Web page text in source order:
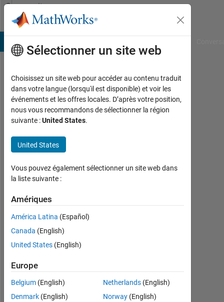
Passer au contenu
Community
Profile
John
Anthony
Rossiter
Last
seen:
|
depuis
2008
0
Follow
Sélectionner un site web
Choisissez un site web pour accéder au contenu traduit
dans votre langue (lorsqu'il est disponible) et voir les
événements et les offres locales. D’après votre position,
nous vous recommandons de sélectionner la région
suivante :United States.
United States
Vous pouvez également sélectionner un site web dans
la liste suivante :
Amériques
América Latina (Español)
Canada (English)
United States (English)
Europe
Belgium (English)
Denmark (English)
Netherlands(English)
Norway(English)